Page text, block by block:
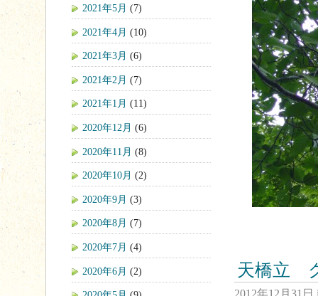
天橋立
2012年12月31日
2021年5月 (7)
2021年4月 (10)
2021年3月 (6)
2021年2月 (7)
2021年1月 (11)
2020年12月 (6)
2020年11月 (8)
2020年10月 (2)
2020年9月 (3)
2020年8月 (7)
2020年7月 (4)
2020年6月 (2)